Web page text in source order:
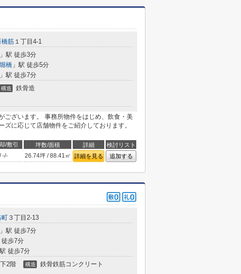
橋筋 １丁目4-1
」駅 徒歩3分
橋 」駅 徒歩5分
」駅 徒歩7分
構造 鉄骨造
ございます。 事務所物件をはじめ、飲食・美
に応じて店舗物件をご紹介しております。
/敷引 坪数/面積 詳細
検討リスト
-/- 26.74坪 / 88.41㎡ 詳細を見る 追加する
町 ３丁目2-13
」駅 徒歩7分
徒歩7分
徒歩7分
2階 構造 鉄骨鉄筋コンクリート